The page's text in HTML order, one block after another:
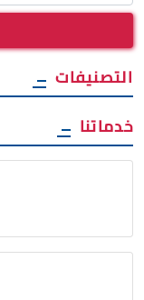
التصنيفات
خدماتنا